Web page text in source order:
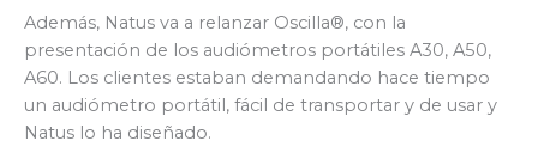
Además, Natus va a relanzar Oscilla®, con la
presentación de los audiómetros portátiles A30, A50,
A60. Los clientes estaban demandando hace tiempo
un audiómetro portátil, fácil de transportar y de usar y
Natus lo ha diseñado.